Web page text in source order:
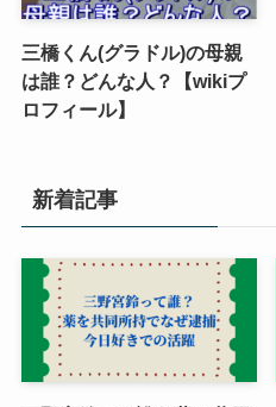
三橋くん(グラドル)の母親
は誰？どんな人？【wikiプ
ロフィール】
新着記事